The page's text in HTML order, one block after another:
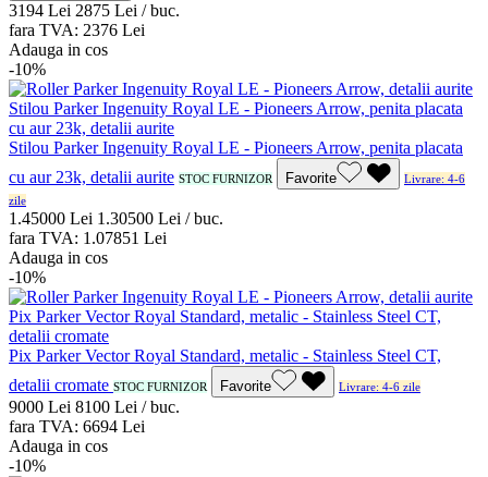
3194 Lei 2875 Lei / buc.
fara TVA: 2376 Lei
Adauga in cos
-10%
Stilou Parker Ingenuity Royal LE - Pioneers Arrow, penita placata
cu aur 23k, detalii aurite STOC FURNIZOR Favorite
Livrare: 4-6
zile
1.45000 Lei 1.30500 Lei / buc.
fara TVA: 1.07851 Lei
Adauga in cos
-10%
Pix Parker Vector Royal Standard, metalic - Stainless Steel CT,
detalii cromate STOC FURNIZOR Favorite Livrare: 4-6 zile
9000 Lei 8100 Lei / buc.
fara TVA: 6694 Lei
Adauga in cos
-10%